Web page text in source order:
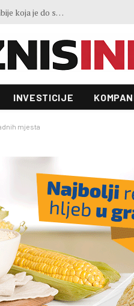
Preokret u evropskoj industriji: Proizvođačke cijene prvi put pale nakon četiri mjeseca rasta
INVESTICIJE
mjesta